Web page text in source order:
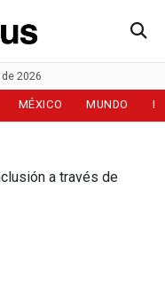
2026
MÉXICO MUNDO